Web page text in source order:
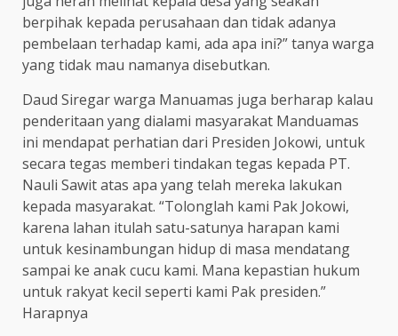
berpihak kepada perusahaan dan tidak adanya
pembelaan terhadap kami, ada apa ini?” tanya warga
yang tidak mau namanya disebutkan.
Daud Siregar warga Manuamas juga berharap kalau
penderitaan yang dialami masyarakat Manduamas
ini mendapat perhatian dari Presiden Jokowi, untuk
secara tegas memberi tindakan tegas kepada PT.
Nauli Sawit atas apa yang telah mereka lakukan
kepada masyarakat. “Tolonglah kami Pak Jokowi,
karena lahan itulah satu-satunya harapan kami
untuk kesinambungan hidup di masa mendatang
sampai ke anak cucu kami. Mana kepastian hukum
untuk rakyat kecil seperti kami Pak presiden.”
Harapnya